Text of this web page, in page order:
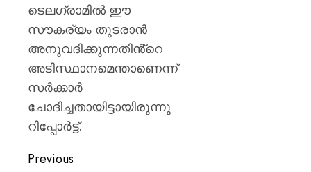
ടെലഗ്രാമിൽ ഈ
സൗകര്യം തുടരാൻ
അനുവദിക്കുന്നതിൻ്റെ
അടിസ്ഥാനമെന്താണെന്ന്
സർക്കാർ
ചോദിച്ചതായിട്ടായിരുന്നു
റിപ്പോർട്ട്.
Previous